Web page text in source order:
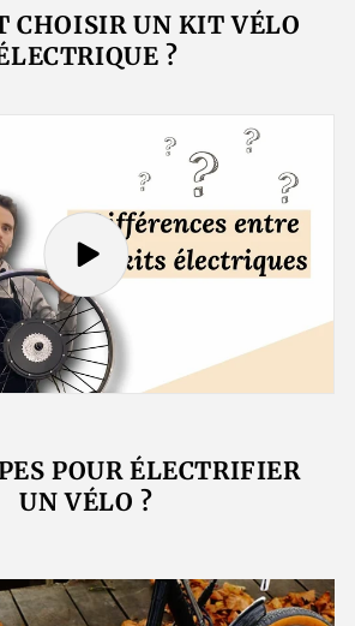
CHOISIR UN KIT VÉLO
?
POUR ÉLECTRIFIER
UN VÉLO ?